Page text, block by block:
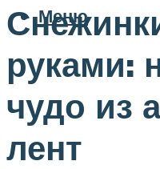
Меню
руками:
чудо из
лент